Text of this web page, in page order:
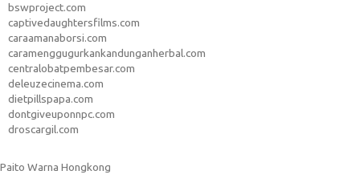
bswproject.com
captivedaughtersfilms.com
caraamanaborsi.com
caramenggugurkankandunganherbal.com
centralobatpembesar.com
deleuzecinema.com
dietpillspapa.com
dontgiveuponnpc.com
droscargil.com
Paito Warna Hongkong